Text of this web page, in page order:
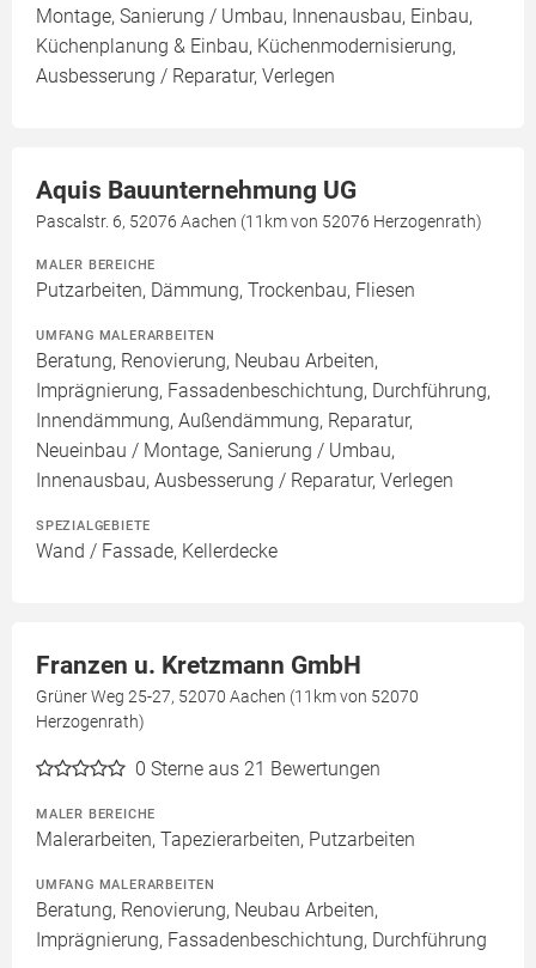
Montage, Sanierung / Umbau, Innenausbau, Einbau,
Küchenplanung & Einbau, Küchenmodernisierung,
Ausbesserung / Reparatur, Verlegen
Aquis Bauunternehmung UG
Pascalstr. 6, 52076 Aachen (11km von 52076 Herzogenrath)
MALER BEREICHE
Putzarbeiten, Dämmung, Trockenbau, Fliesen
UMFANG MALERARBEITEN
Beratung, Renovierung, Neubau Arbeiten,
Imprägnierung, Fassadenbeschichtung, Durchführung,
Innendämmung, Außendämmung, Reparatur,
Neueinbau / Montage, Sanierung / Umbau,
Innenausbau, Ausbesserung / Reparatur, Verlegen
SPEZIALGEBIETE
Wand / Fassade, Kellerdecke
Franzen u. Kretzmann GmbH
Grüner Weg 25-27, 52070 Aachen (11km von 52070
Herzogenrath)
0 Sterne aus 21 Bewertungen
MALER BEREICHE
Malerarbeiten, Tapezierarbeiten, Putzarbeiten
UMFANG MALERARBEITEN
Beratung, Renovierung, Neubau Arbeiten,
Imprägnierung, Fassadenbeschichtung, Durchführung